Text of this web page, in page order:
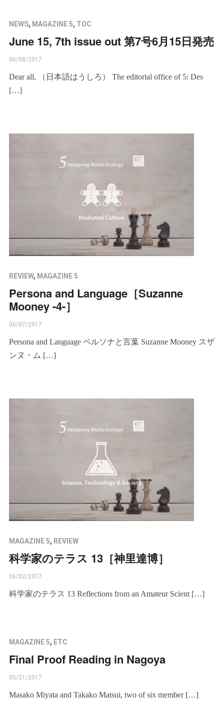
NEWS, MAGAZINE 5, TOC
June 15, 7th issue out 第7号6月15日発売
06/08/2017
Dear all, （日本語はうしろ） The editorial office of 5: Des
[…]
REVIEW, MAGAZINE 5
Persona and Language［Suzanne
Mooney -4-］
06/07/2017
Persona and Language ペルソナと言葉 Suzanne Mooney スザ
ンヌ・ム […]
MAGAZINE 5, REVIEW
科学家のテラス 13［神里達博］
06/02/2017
科学家のテラス 13 Reflections from an Amateur Scient […]
MAGAZINE 5, ETC
Final Proof Reading in Nagoya
05/21/2017
Masako Miyata and Takako Matsui, two of six member […]